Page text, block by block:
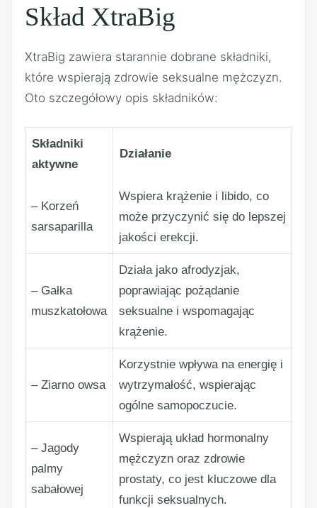
Skład XtraBig
XtraBig zawiera starannie dobrane składniki,
które wspierają zdrowie seksualne mężczyzn.
Oto szczegółowy opis składników:
Składniki
aktywne
Działanie
– Korzeń
sarsaparilla
Wspiera krążenie i libido, co
może przyczynić się do lepszej
jakości erekcji.
– Gałka
muszkatołowa
Działa jako afrodyzjak,
poprawiając pożądanie
seksualne i wspomagając
krążenie.
– Ziarno owsa
Korzystnie wpływa na energię i
wytrzymałość, wspierając
ogólne samopoczucie.
– Jagody
palmy
sabałowej
Wspierają układ hormonalny
mężczyzn oraz zdrowie
prostaty, co jest kluczowe dla
funkcji seksualnych.